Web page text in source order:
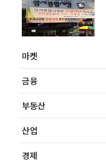
마켓
금융
부동산
산업
경제